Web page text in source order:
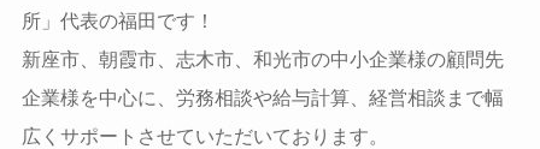
所」代表の福田です！
新座市、朝霞市、志木市、和光市の中小企業様の顧問先
企業様を中心に、労務相談や給与計算、経営相談まで幅
広くサポートさせていただいております。